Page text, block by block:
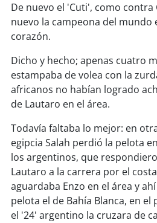
De nuevo el 'Cuti', como contra
nuevo la campeona del
corazón.
Dicho y hecho; apenas cuatro
estampaba de volea con la
africanos no habían logrado
de Lautaro en el área.
Todavía faltaba lo mejor: en
egipcia Salah perdió la pelota
los argentinos, que
Lautaro a la carrera por el
aguardaba Enzo en el área y
pelota el de Bahía Blanca, en
el '24' argentino la cruzara de